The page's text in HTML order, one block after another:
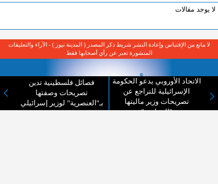
لا يوجد مقالات
الاتحاد الأوروبي يدعو الحكومة
الإسرائيلية للتراجع عن
تصريحات وزير ماليتها
"الخطيرة"
فصائل فلسطينية تدين
تصريحات وصفتها
بـ"العنصرية" لوزير إسرائيلي
لا مانع من الإقتباس وإعادة النشر شريط ذكر المصدر ( المدينة نيوز ) - الآراء والتعليقات
المنشورة تعبر عن رأي أصحابها فقط